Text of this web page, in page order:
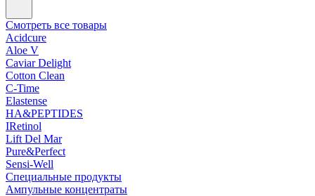
Смотреть все товары
Acidcure
Aloe V
Caviar Delight
Cotton Clean
C-Time
Elastense
HA&PEPTIDES
IRetinol
Lift Del Mar
Pure&Perfect
Sensi-Well
Специальные продукты
Ампульные концентраты